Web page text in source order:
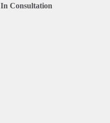
In Consultation